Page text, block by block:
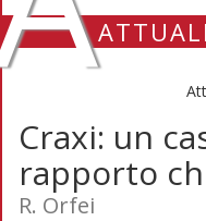
Craxi: un
rapporto
R. Orfei